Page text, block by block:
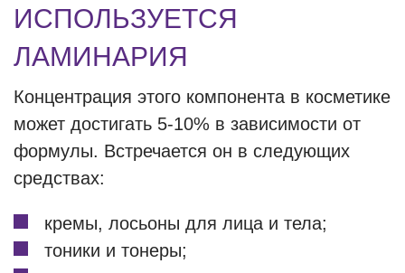
ИСПОЛЬЗУЕТСЯ
ЛАМИНАРИЯ
Концентрация этого компонента в косметике
может достигать 5-10% в зависимости от
формулы. Встречается он в следующих
средствах:
кремы, лосьоны для лица и тела;
тоники и тонеры;